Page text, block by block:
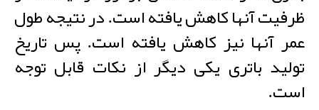
ظرفیت آنها کاهش یافته است. در نتیجه طول
عمر آنها نیز کاهش یافته است. پس تاریخ
تولید باتری یکی دیگر از نکات قابل توجه
است.